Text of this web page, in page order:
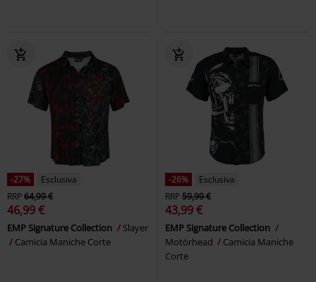
-27%
Esclusiva
RRP64,99 €
46,99 €
EMP Signature Collection
Slayer
Camicia Maniche Corte
-26%
Esclusiva
RRP59,99 €
43,99 €
EMP Signature Collection
Motörhead
Camicia Maniche
Corte